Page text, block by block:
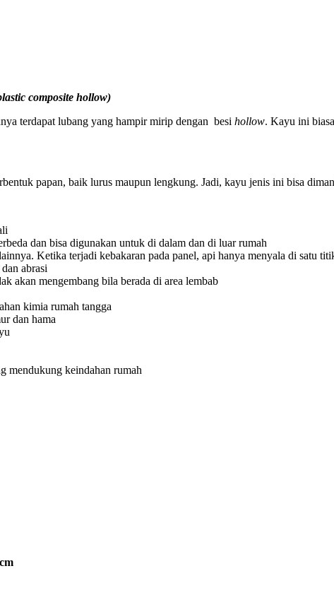
composite hollow)
terdapat lubang yang hampir mirip dengan besi hollow. Kayu ini
papan, baik lurus maupun lengkung. Jadi, kayu jenis ini bisa
dan bisa digunakan untuk di dalam dan di luar rumah
Ketika terjadi kebakaran pada panel, api hanya menyala di satu
abrasi
akan mengembang bila berada di area lembab
kimia rumah tangga
dan hama
mendukung keindahan rumah